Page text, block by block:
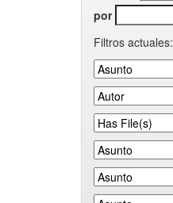
por
Filtros actuales: